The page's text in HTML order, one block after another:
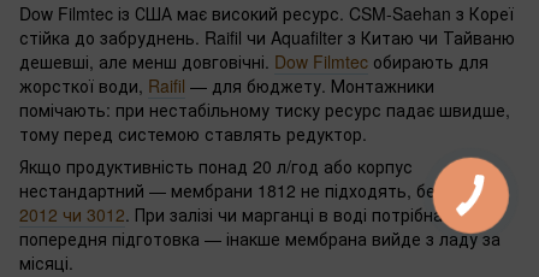
Dow Filmtec із США має високий ресурс. CSM-Saehan з Кореї
стійка до забруднень. Raifil чи Aquafilter з Китаю чи Тайваню
дешевші, але менш довговічні. Dow Filmtec обирають для
жорсткої води, Raifil — для бюджету. Монтажники
помічають: при нестабільному тиску ресурс падає швидше,
тому перед системою ставлять редуктор.
Якщо продуктивність понад 20 л/год або корпус
нестандартний — мембрани 1812 не підходять, берітьтип
2012 чи 3012. При залізі чи марганці в воді потрібна
попередня підготовка — інакше мембрана вийде з ладу за
місяці.